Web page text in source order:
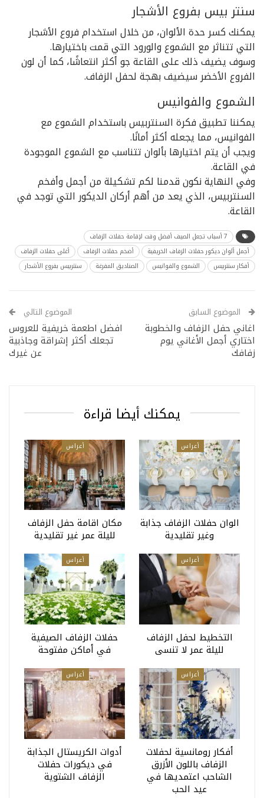
سنتر بيس بفروع الأشجار
يمكنك كسر حدة الألوان، من خلال استخدام فروع الأشجار
التي تتناثر مع الشموع والورود التي قمت باختيارها.
وسوف يضيف ذلك على القاعة جو أكثر انتعاشًا، كما أن لون
الفروع الأخضر سيضيف بهجة لحفل الزفاف.
الشموع والفوانيس
يمكننا تطبيق فكرة السنتربيس باستخدام الشموع مع
الفوانيس، مما يجعله أكثر أمانًا.
ويجب أن يتم اختيارها بألوان تتناسب مع الشموع الموجودة
في القاعة.
وفي النهاية نكون قدمنا لكم تشكيلة من أجمل وأفخم
السنتربيس، الذي يعد من أهم أركان الديكور التي توجد في
القاعة.
7 أسباب تجعل الصيف أفضل وقت لإقامة حفلات الزفاف
أجمل ألوان ديكور حفلات الزفاف الخريفية
أضخم حفلات الزفاف
أغلى حفلات الزفاف
أفكار سنتربيس
الشموع والفوانيس الصناديق المفرغة سنتربيس بفروع الأشجار
الموضوع السابق
اغاني حفل الزفاف والخطوبة
اختاري أجمل الأغاني يوم
زفافك
الموضوع التالي
افضل اطعمة خريفية للعروس
تجعلك أكثر إشراقة وجاذبية
عن غيرك
يمكنك أيضا قراءة
أعراس
الوان حفلات الزفاف جذابة
وغير تقليدية
أعراس
مكان اقامة حفل الزفاف
لليلة عمر غير تقليدية
أعراس
التخطيط لحفل الزفاف
لليلة عمر لا تنسى
أعراس
حفلات الزفاف الصيفية
في أماكن مفتوحة
أعراس
أفكار رومانسية لحفلات
الزفاف باللون الأزرق
الشاحب اعتمديها في
عيد الحب
أعراس
أدوات الكريستال الجذابة
في ديكورات حفلات
الزفاف الشتوية